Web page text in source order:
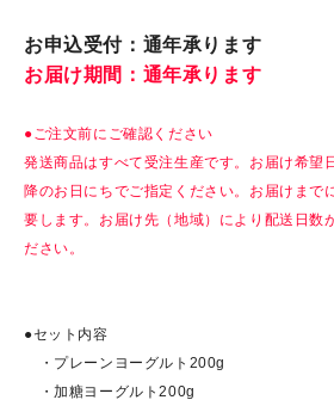
お申込受付：通年承ります
お届け期間：通年承ります
●ご注文前にご確認ください
発送商品はすべて受注生産です。お届け希望
降のお日にちでご指定ください。お届けまで
要します。お届け先（地域）により配送日数
ださい。
●セット内容
・プレーンヨーグルト200g
・加糖ヨーグルト200g